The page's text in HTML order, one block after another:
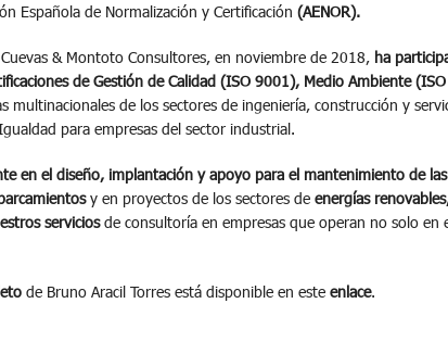
Española de Normalización y Certificación (AENOR).
& Montoto Consultores, en noviembre de 2018, ha
de Gestión de Calidad (ISO 9001), Medio Ambiente
multinacionales de los sectores de ingeniería, construcción y
para empresas del sector industrial.
en el diseño, implantación y apoyo para el mantenimiento de
y en proyectos de los sectores de energías
serviciosde consultoría en empresas que operan no solo en
de Bruno Aracil Torres está disponible en este enlace.